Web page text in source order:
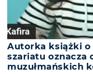
Autorka książki
szariatu oznacza
muzułmańskich